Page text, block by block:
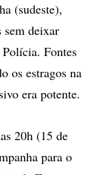
(sudeste),
sem deixar
Fontes
os estragos na
era potente.
20h (15 de
para o